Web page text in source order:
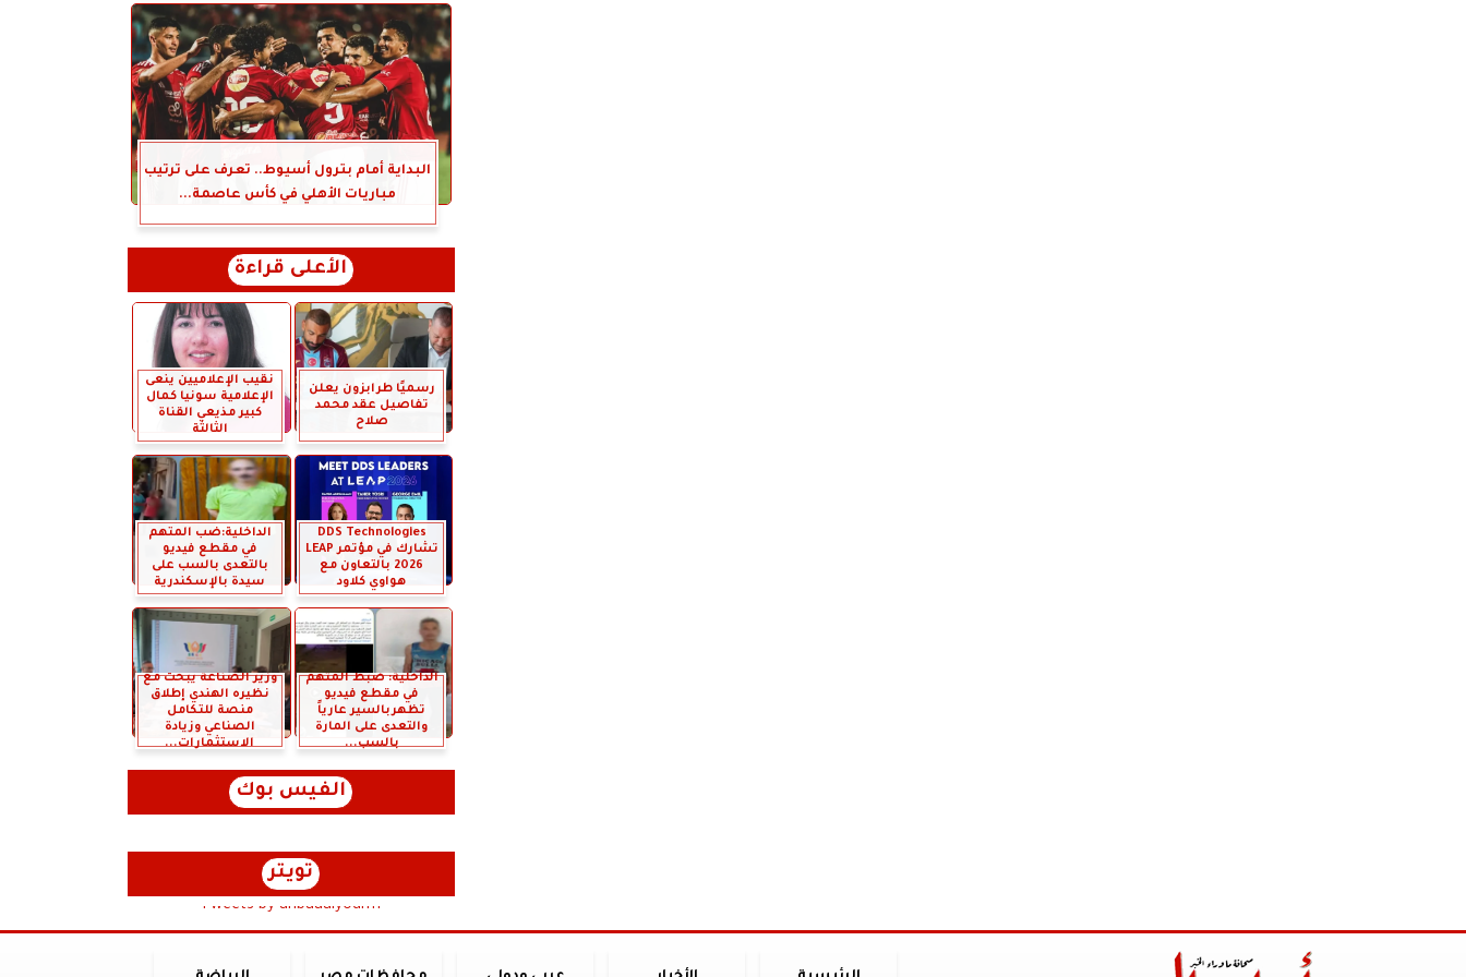
البداية أمام بترول أسيوط.. تعرف على ترتيب
مباريات الأهلي في كأس عاصمة...
الأعلى قراءة
رسميًا طرابزون يعلن
تفاصيل عقد محمد
صلاح
نقيب الإعلاميين ينعى
الإعلامية سونيا كمال
كبير مذيعي القناة
الثالثة
DDS Technologies
تشارك في مؤتمر LEAP
2026 بالتعاون مع
هواوي كلاود
الداخلية:ضب المتهم
في مقطع فيديو
بالتعدى بالسب على
سيدة بالإسكندرية
الداخلية: ضبط المتهم
في مقطع فيديو
تظهربالسير عارياً
والتعدى على المارة
بالسب...
وزير الصناعة يبحث مع
نظيره الهندي إطلاق
منصة للتكامل
الصناعي وزيادة
الاستثمارات...
الفيس بوك
تويتر
Tweets by anbaaalyoum1